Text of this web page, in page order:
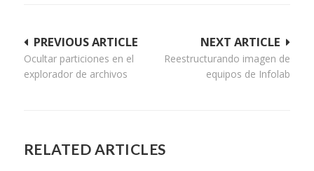
Navegación
de
NEXT ARTICLE
Reestructurando imagen de
equipos de Infolab
PREVIOUS ARTICLE
Ocultar particiones en el
explorador de archivos
RELATED ARTICLES